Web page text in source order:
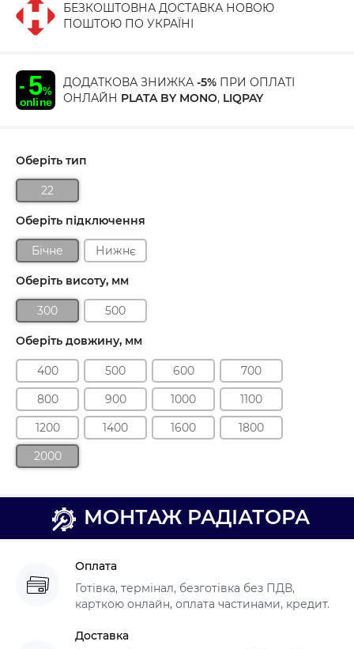
БЕЗКОШТОВНА ДОСТАВКА НОВОЮ
ПОШТОЮ ПО УКРАЇНІ
ДОДАТКОВА ЗНИЖКА -5% ПРИ ОПЛАТІ
ОНЛАЙН PLATA BY MONO, LIQPAY
Оберіть тип
22
Оберіть підключення
Бічне Нижнє
Оберіть висоту, мм
300 500
Оберіть довжину, мм
400 500 600
700
800
900 1000
1100
1200
1400 1600
1800
2000
МОНТАЖ РАДІАТОРА
Оплата
Готівка, термінал, безготівка без ПДВ,
карткою онлайн, оплата частинами, кредит.
Доставка